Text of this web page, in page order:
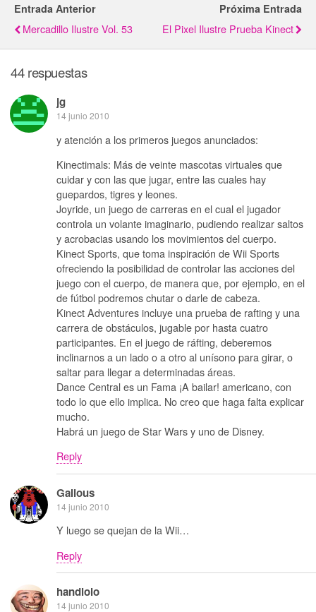
Entrada Anterior
Mercadillo Ilustre Vol. 53
Próxima Entrada
El Pixel Ilustre Prueba Kinect
44 respuestas
jg
14 junio 2010
y atención a los primeros juegos anunciados:
Kinectimals: Más de veinte mascotas virtuales que
cuidar y con las que jugar, entre las cuales hay
guepardos, tigres y leones.
Joyride, un juego de carreras en el cual el jugador
controla un volante imaginario, pudiendo realizar saltos
y acrobacias usando los movimientos del cuerpo.
Kinect Sports, que toma inspiración de Wii Sports
ofreciendo la posibilidad de controlar las acciones del
juego con el cuerpo, de manera que, por ejemplo, en el
de fútbol podremos chutar o darle de cabeza.
Kinect Adventures incluye una prueba de rafting y una
carrera de obstáculos, jugable por hasta cuatro
participantes. En el juego de ráfting, deberemos
inclinarnos a un lado o a otro al unísono para girar, o
saltar para llegar a determinadas áreas.
Dance Central es un Fama ¡A bailar! americano, con
todo lo que ello implica. No creo que haga falta explicar
mucho.
Habrá un juego de Star Wars y uno de Disney.
Reply
Galious
14 junio 2010
Y luego se quejan de la Wii…
Reply
handlolo
14 junio 2010